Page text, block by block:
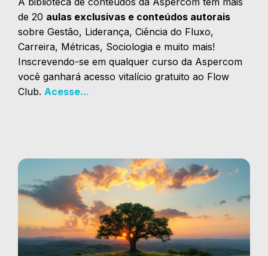
de 20 aulas exclusivas e conteúdos autorais
sobre Gestão, Liderança, Ciência do Fluxo,
Carreira, Métricas, Sociologia e muito mais!
Inscrevendo-se em qualquer curso da Aspercom
você ganhará acesso vitalício gratuito ao Flow
Club. Acesse...